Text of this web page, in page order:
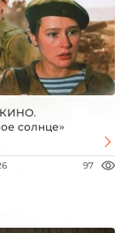
солнце»
97